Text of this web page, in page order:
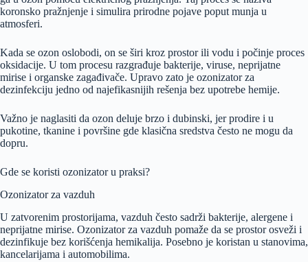
koronsko pražnjenje i simulira prirodne pojave poput munja u
atmosferi.
Kada se ozon oslobodi, on se širi kroz prostor ili vodu i počinje proces
oksidacije. U tom procesu razgrađuje bakterije, viruse, neprijatne
mirise i organske zagađivače. Upravo zato je ozonizator za
dezinfekciju jedno od najefikasnijih rešenja bez upotrebe hemije.
Važno je naglasiti da ozon deluje brzo i dubinski, jer prodire i u
pukotine, tkanine i površine gde klasična sredstva često ne mogu da
dopru.
Gde se koristi ozonizator u praksi?
Ozonizator za vazduh
U zatvorenim prostorijama, vazduh često sadrži bakterije, alergene i
neprijatne mirise. Ozonizator za vazduh pomaže da se prostor osveži i
dezinfikuje bez korišćenja hemikalija. Posebno je koristan u stanovima,
kancelarijama i automobilima.